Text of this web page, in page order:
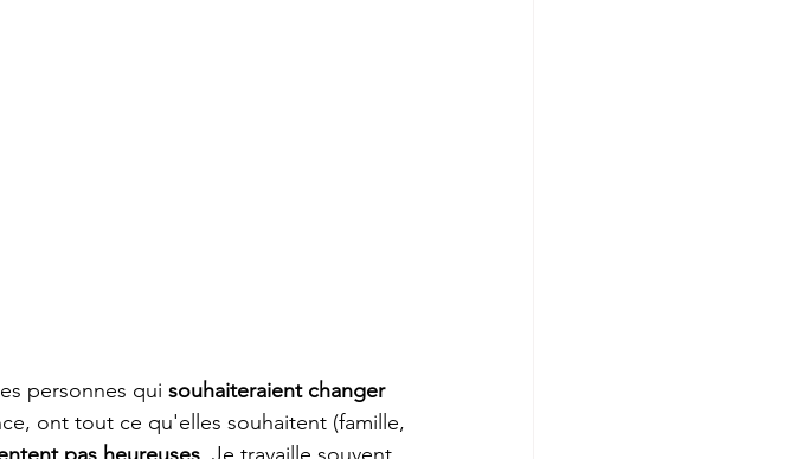
personnes qui souhaiteraient changer
ont tout ce qu'elles souhaitent (famille,